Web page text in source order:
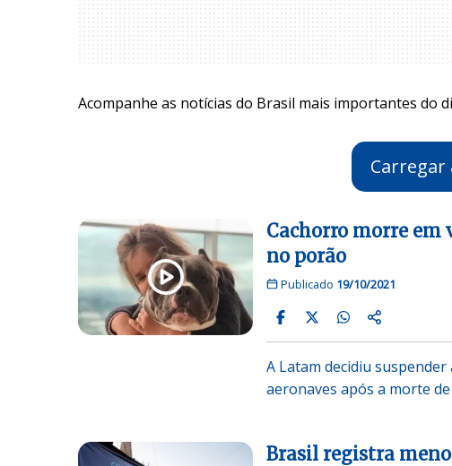
Acompanhe as notícias do Brasil mais importantes do
Carregar
Cachorro morre em
no porão
Publicado 19/10/2021
A Latam decidiu
aeronaves após a morte
Brasil registra